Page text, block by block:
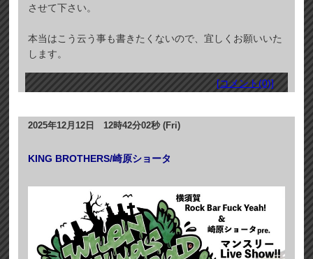
させて下さい。
本当はこう云う事も書きたくないので、宜しくお願いいた
します。
[コメント(0)]
2025年12月12日 12時42分02秒 (Fri)
KING BROTHERS/崎原ショータ